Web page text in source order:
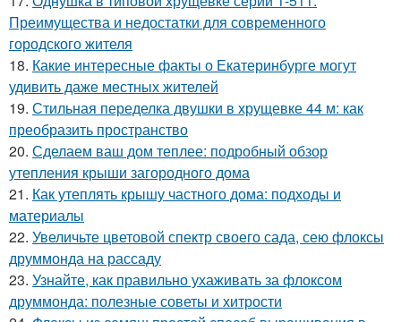
Преимущества и недостатки для современного
городского жителя
18. Какие интересные факты о Екатеринбурге могут
удивить даже местных жителей
19. Стильная переделка двушки в хрущевке 44 м: как
преобразить пространство
20. Сделаем ваш дом теплее: подробный обзор
утепления крыши загородного дома
21. Как утеплять крышу частного дома: подходы и
материалы
22. Увеличьте цветовой спектр своего сада, сею флоксы
друммонда на рассаду
23. Узнайте, как правильно ухаживать за флоксом
друммонда: полезные советы и хитрости